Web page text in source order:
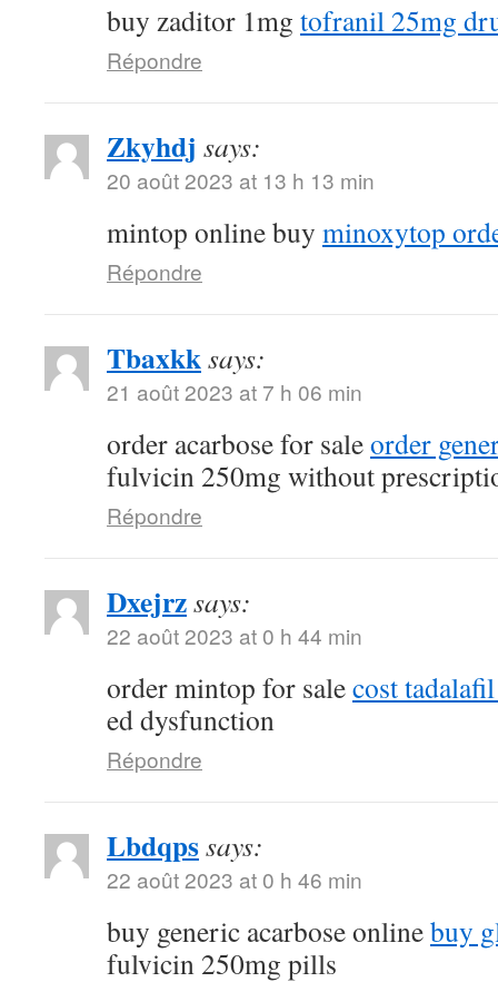
buy zaditor 1mg tofranil 25mg
Répondre
Zkyhdj says:
20 août 2023 at 13 h 13 min
mintop online buy minoxytop
Répondre
Tbaxkksays:
21 août 2023 at 7 h 06 min
order acarbose for saleorder
fulvicin 250mg without
Répondre
Dxejrzsays:
22 août 2023 at 0 h 44 min
order mintop for salecost
ed dysfunction
Répondre
Lbdqpssays:
22 août 2023 at 0 h 46 min
buy generic acarbose onlinebuy
fulvicin 250mg pills